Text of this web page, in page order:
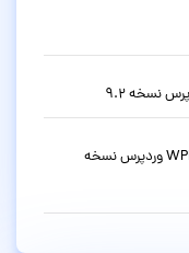
افزونه ایجاد فرم های چند مرحله ای WPForms Pro وردپرس نسخه